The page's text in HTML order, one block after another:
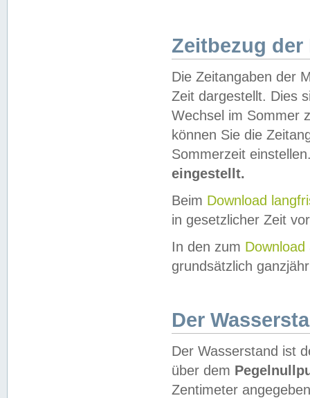
Zeitbezug der
Die Zeitangaben der
Zeit dargestellt. Dies
Wechsel im Sommer
können Sie die
Sommerzeit
eingestellt.
Beim Download
in gesetzlicher Zeit
In den zum Download
grundsätzlich
Der
Der Wasserstand ist
über dem
Zentimeter